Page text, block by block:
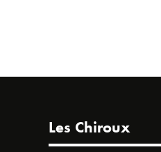
Les Chiroux